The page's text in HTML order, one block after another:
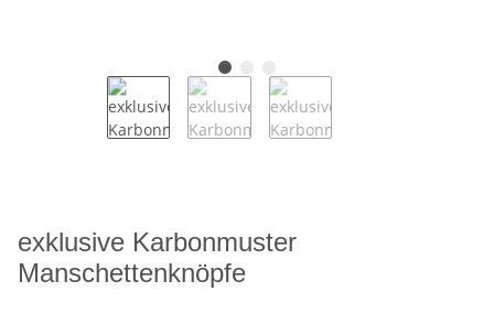
exklusive Karbonmuster
Manschettenknöpfe